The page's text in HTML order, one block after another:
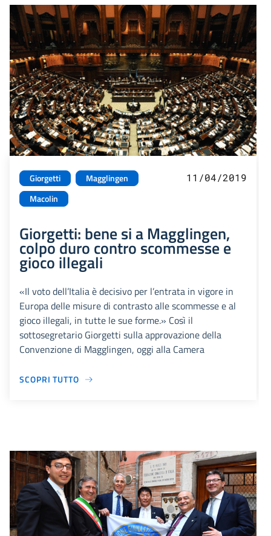
Giorgetti
Magglingen
Macolin
11/04/2019
Giorgetti: bene si a Magglingen,
colpo duro contro scommesse e
gioco illegali
«Il voto dell’Italia è decisivo per l’entrata in vigore in
Europa delle misure di contrasto alle scommesse e al
gioco illegali, in tutte le sue forme.» Così il
sottosegretario Giorgetti sulla approvazione della
Convenzione di Magglingen, oggi alla Camera
SCOPRI TUTTO